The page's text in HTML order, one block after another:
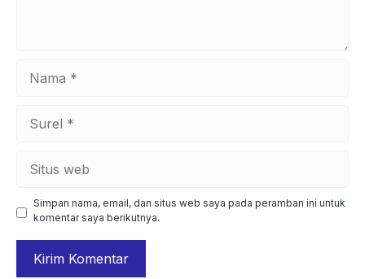
web
Simpan nama, email, dan situs web saya pada peramban ini untuk
komentar saya berikutnya.